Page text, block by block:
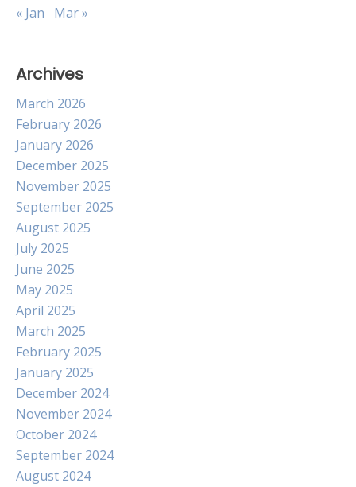
« Jan Mar »
Archives
March 2026
February 2026
January 2026
December 2025
November 2025
September 2025
August 2025
July 2025
June 2025
May 2025
April 2025
March 2025
February 2025
January 2025
December 2024
November 2024
October 2024
September 2024
August 2024